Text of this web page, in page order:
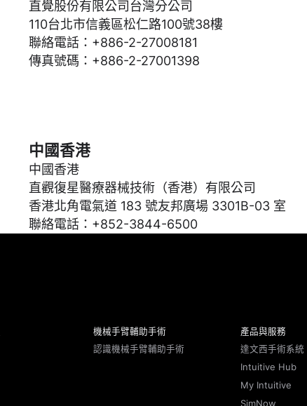
直覺股份有限公司台灣分公司
110台北市信義區松仁路100號38樓
聯絡電話：+886-2-27008181
傳真號碼：+886-2-27001398
中國香港
中國香港
直觀復星醫療器械技術（香港）有限公司
香港北角電氣道 183 號友邦廣場 3301B-03 室
聯絡電話：+852-3844-6500
機械手臂輔助手術
認識機械手臂輔助手術
產品與服務
達文西手術系統
Intuitive Hub
My Intuitive
SimNow